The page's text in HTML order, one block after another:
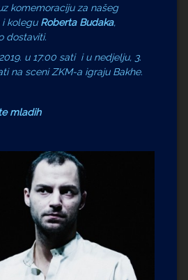
komemoraciju za našeg
kolegu Roberta Budaka,
dostaviti.
u 17:00 sati i u nedjelju, 3.
na sceni ZKM-a igraju Bakhe.
mladih